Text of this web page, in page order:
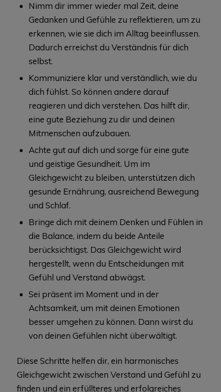
Nimm dir immer wieder mal Zeit, deine
Gedanken und Gefühle zu reflektieren, um zu
erkennen, wie sie dich im Alltag beeinflussen.
Dadurch erreichst du Verständnis für dich
selbst.
Kommuniziere klar und verständlich, wie du
dich fühlst. So können andere darauf
reagieren und dich verstehen. Das hilft dir,
eine gute Beziehung zu dir und deinen
Mitmenschen aufzubauen.
Achte gut auf dich und sorge für eine gute
und geistige Gesundheit. Um im
Gleichgewicht zu bleiben, unterstützen dich
gesunde Ernährung, ausreichend Bewegung
und Schlaf.
Bringe dich mit deinem Denken und Fühlen in
die Balance, indem du beide Anteile
berücksichtigst. Das Gleichgewicht wird
hergestellt, wenn du Entscheidungen mit
Gefühl und Verstand abwägst.
Sei präsent im Moment und in der
Achtsamkeit, um mit deinen Emotionen
besser umgehen zu können. Dann wirst du
von deinen Gefühlen nicht überwältigt.
Diese Schritte helfen dir, ein harmonisches
Gleichgewicht zwischen Verstand und Gefühl zu
finden und ein erfüllteres und erfolgreiches